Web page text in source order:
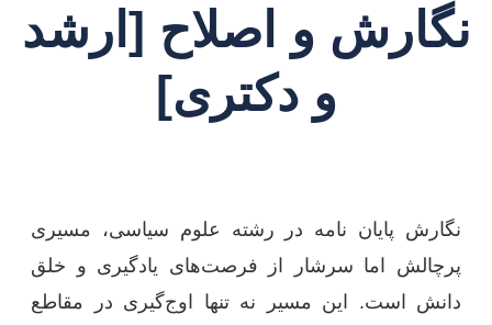
نگارش و اصلاح [ارشد
و دکتری]
نگارش پایان نامه در رشته علوم سیاسی، مسیری
پرچالش اما سرشار از فرصت‌های یادگیری و خلق
دانش است. این مسیر نه تنها اوج‌گیری در مقاطع